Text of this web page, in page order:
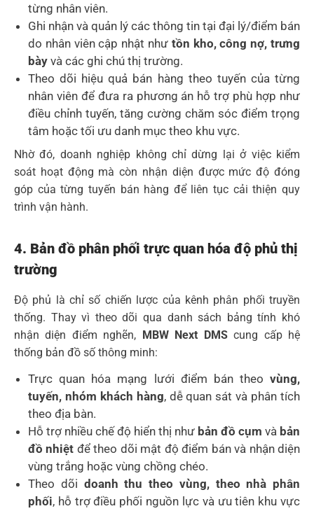
từng nhân viên.
Ghi nhận và quản lý các thông tin tại đại lý/điểm bán
do nhân viên cập nhật như tồn kho, công nợ, trưng
bày và các ghi chú thị trường.
Theo dõi hiệu quả bán hàng theo tuyến của từng
nhân viên để đưa ra phương án hỗ trợ phù hợp như
điều chỉnh tuyến, tăng cường chăm sóc điểm trọng
tâm hoặc tối ưu danh mục theo khu vực.
Nhờ đó, doanh nghiệp không chỉ dừng lại ở việc kiểm
soát hoạt động mà còn nhận diện được mức độ đóng
góp của từng tuyến bán hàng để liên tục cải thiện quy
trình vận hành.
4. Bản đồ phân phối trực quan hóa độ phủ thị
trường
Độ phủ là chỉ số chiến lược của kênh phân phối truyền
thống. Thay vì theo dõi qua danh sách bảng tính khó
nhận diện điểm nghẽn, MBW Next DMScung cấp hệ
thống bản đồ số thông minh:
Trực quan hóa mạng lưới điểm bán theo vùng,
tuyến, nhóm khách hàng, dễ quan sát và phân tích
theo địa bàn.
Hỗ trợ nhiều chế độ hiển thị như bản đồ cụm và bản
đồ nhiệt để theo dõi mật độ điểm bán và nhận diện
vùng trắng hoặc vùng chồng chéo.
Theo dõi doanh thu theo vùng, theo nhà phân
phối, hỗ trợ điều phối nguồn lực và ưu tiên khu vực